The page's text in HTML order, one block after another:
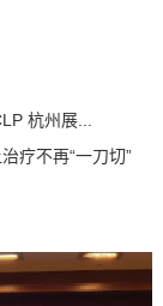
杭州展...
疗不再“一刀切”